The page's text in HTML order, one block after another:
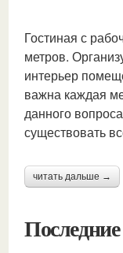
Гостиная с
метров.
интерьер
важна каждая
данного
существовать
читать дальше →